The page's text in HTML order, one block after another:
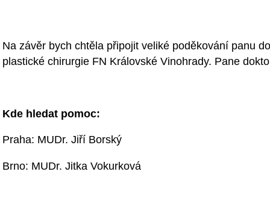
Na závěr bych chtěla připojit veliké poděkování panu
plastické chirurgie FN Královské Vinohrady. Pane
Kde hledat pomoc:
Praha: MUDr. Jiří Borský
Brno: MUDr. Jitka Vokurková